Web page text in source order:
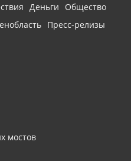
Деньги
Общество
Пресс-релизы
мостов